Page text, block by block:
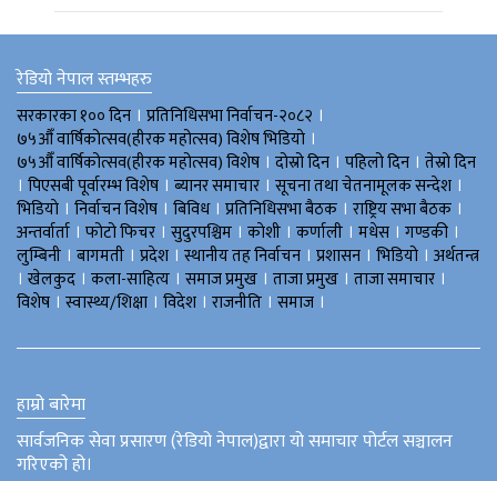
रेडियो नेपाल स्तम्भहरु
सरकारका १०० दिन । प्रतिनिधिसभा निर्वाचन-२०८२ ।
७५औँ वार्षिकोत्सव(हीरक महोत्सव) विशेष भिडियाे ।
७५औँ वार्षिकोत्सव(हीरक महोत्सव) विशेष । दोस्रो दिन । पहिलो दिन । तेस्रो दिन
। पिएसबी पूर्वारम्भ विशेष । ब्यानर समाचार । सूचना तथा चेतनामूलक सन्देश ।
भिडियाे । निर्वाचन विशेष । बिविध। प्रतिनिधिसभा बैठक । राष्ट्रिय सभा बैठक ।
अन्तर्वार्ता । फोटो फिचर । सुदुरपश्चिम । काेशी । कर्णाली । मधेस । गण्डकी ।
लुम्बिनी । बागमती । प्रदेश । स्थानीय तह निर्वाचन । प्रशासन । भिडियो । अर्थतन्त्र
। खेलकुद । कला-साहित्य । समाज प्रमुख । ताजा प्रमुख । ताजा समाचार ।
विशेष । स्वास्थ्य/शिक्षा । विदेश । राजनीति । समाज ।
हाम्रो बारेमा
सार्वजनिक सेवा प्रसारण (रेडियो नेपाल)द्वारा यो समाचार पोर्टल सञ्चालन
गरिएको हो।